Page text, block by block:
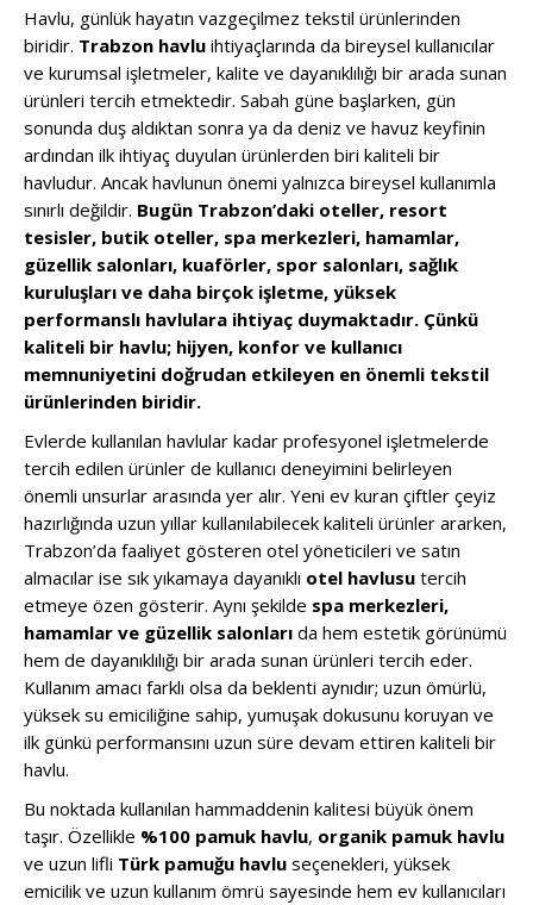
Havlu, günlük hayatın vazgeçilmez tekstil ürünlerinden
biridir. Trabzon havlu ihtiyaçlarında da bireysel kullanıcılar
ve kurumsal işletmeler, kalite ve dayanıklılığı bir arada sunan
ürünleri tercih etmektedir. Sabah güne başlarken, gün
sonunda duş aldıktan sonra ya da deniz ve havuz keyfinin
ardından ilk ihtiyaç duyulan ürünlerden biri kaliteli bir
havludur. Ancak havlunun önemi yalnızca bireysel kullanımla
sınırlı değildir. Bugün Trabzon’daki oteller, resort
tesisler, butik oteller, spa merkezleri, hamamlar,
güzellik salonları, kuaförler, spor salonları, sağlık
kuruluşları ve daha birçok işletme, yüksek
performanslı havlulara ihtiyaç duymaktadır. Çünkü
kaliteli bir havlu; hijyen, konfor ve kullanıcı
memnuniyetini doğrudan etkileyen en önemli tekstil
ürünlerinden biridir.
Evlerde kullanılan havlular kadar profesyonel işletmelerde
tercih edilen ürünler de kullanıcı deneyimini belirleyen
önemli unsurlar arasında yer alır. Yeni ev kuran çiftler çeyiz
hazırlığında uzun yıllar kullanılabilecek kaliteli ürünler ararken,
Trabzon’da faaliyet gösteren otel yöneticileri ve satın
almacılar ise sık yıkamaya dayanıklı otel havlusu tercih
etmeye özen gösterir. Aynı şekilde spa merkezleri,
hamamlar ve güzellik salonları da hem estetik görünümü
hem de dayanıklılığı bir arada sunan ürünleri tercih eder.
Kullanım amacı farklı olsa da beklenti aynıdır; uzun ömürlü,
yüksek su emiciliğine sahip, yumuşak dokusunu koruyan ve
ilk günkü performansını uzun süre devam ettiren kaliteli bir
havlu.
Bu noktada kullanılan hammaddenin kalitesi büyük önem
taşır. Özellikle %100 pamuk havlu, organik pamuk havlu
ve uzun lifli Türk pamuğu havlu seçenekleri, yüksek
emicilik ve uzun kullanım ömrü sayesinde hem ev kullanıcıları